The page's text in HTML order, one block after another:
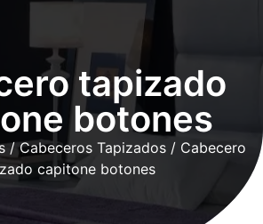
tapizado
botones
/Cabeceros Tapizados/ Cabecero
capitone botones